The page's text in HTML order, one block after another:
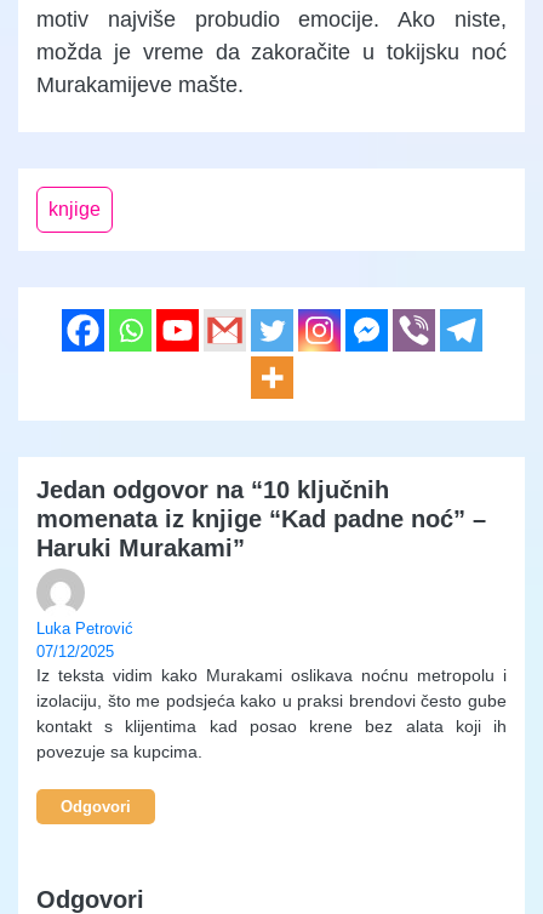
motiv najviše probudio emocije. Ako niste,
možda je vreme da zakoračite u tokijsku noć
Murakamijeve mašte.
knjige
Jedan odgovor na “10 ključnih
momenata iz knjige “Kad padne noć” –
Haruki Murakami”
Luka Petrović
07/12/2025
Iz teksta vidim kako Murakami oslikava noćnu metropolu i
izolaciju, što me podsjeća kako u praksi brendovi često gube
kontakt s klijentima kad posao krene bez alata koji ih
povezuje sa kupcima.
Odgovori
Odgovori